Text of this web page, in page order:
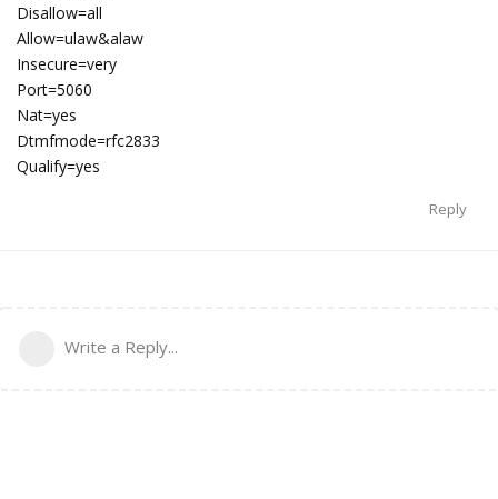
Disallow=all
Allow=ulaw&alaw
Insecure=very
Port=5060
Nat=yes
Dtmfmode=rfc2833
Qualify=yes
Reply
Write a Reply...